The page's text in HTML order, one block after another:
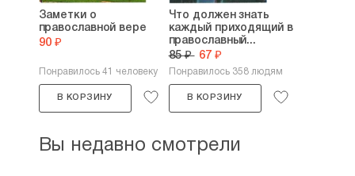
Заметки о
православной вере
90 ₽
Понравилось 41 человеку
В КОРЗИНУ
Что должен знать
каждый приходящий в
православный...
85 ₽ 67 ₽
Понравилось 358 людям
В КОРЗИНУ
Вы недавно смотрели